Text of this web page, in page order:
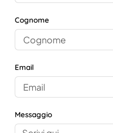
Cognome
Email
Messaggio